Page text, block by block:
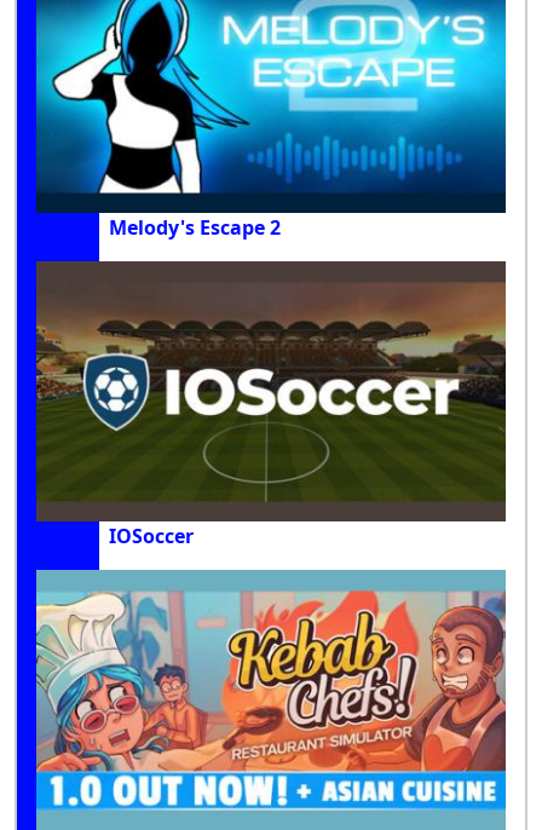
Melody's Escape 2
IOSoccer